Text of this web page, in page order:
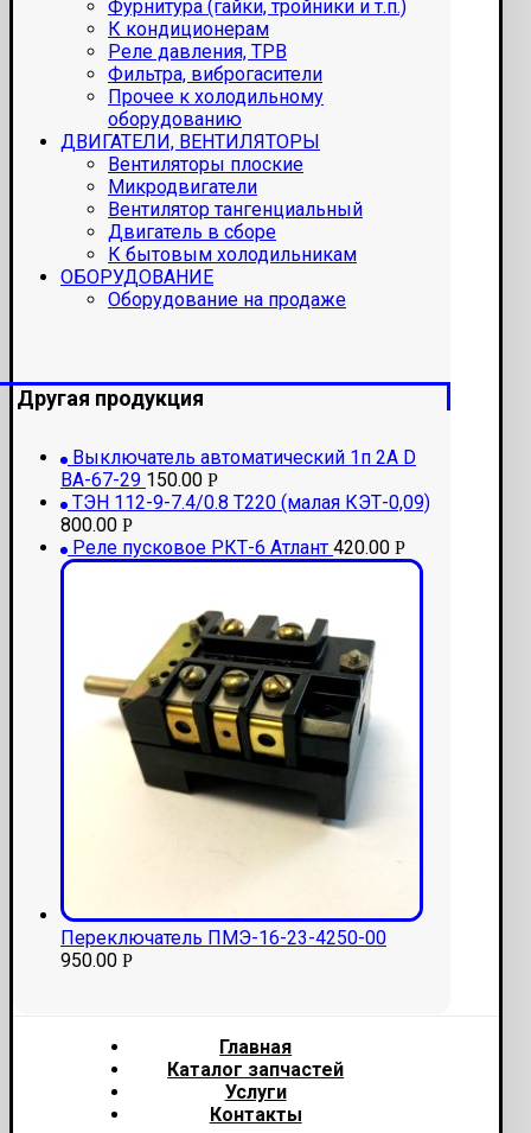
Фурнитура (гайки, тройники и т.п.)
К кондиционерам
Реле давления, ТРВ
Фильтра, виброгасители
Прочее к холодильному
оборудованию
ДВИГАТЕЛИ, ВЕНТИЛЯТОРЫ
Вентиляторы плоские
Микродвигатели
Вентилятор тангенциальный
Двигатель в сборе
К бытовым холодильникам
ОБОРУДОВАНИЕ
Оборудование на продаже
Другая продукция
Выключатель автоматический 1п 2А D
ВА-67-29 150.00 Р
ТЭН 112-9-7.4/0.8 Т220 (малая КЭТ-0,09)
800.00 Р
Реле пусковое РКТ-6 Атлант 420.00 Р
Переключатель ПМЭ-16-23-4250-00
950.00 Р
Главная
Каталог запчастей
Услуги
Контакты